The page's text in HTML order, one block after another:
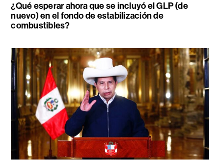
¿Qué esperar ahora que se incluyó el GLP (de
nuevo) en el fondo de estabilización de
combustibles?